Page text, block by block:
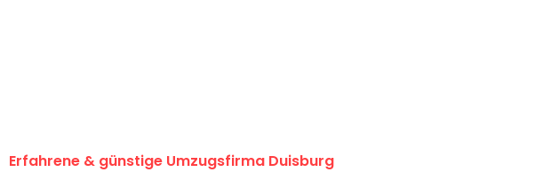
Erfahrene & günstige Umzugsfirma Duisburg